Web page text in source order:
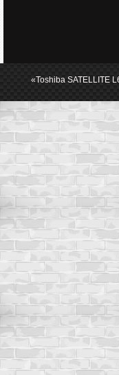
«Toshiba SATELLITE